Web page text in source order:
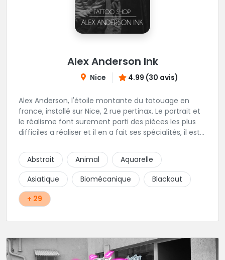
Alex Anderson Ink
Nice 4.99 (30 avis)
Alex Anderson, l'étoile montante du tatouage en
france, installé sur Nice, 2 rue pertinax. Le portrait et
le réalisme font surement parti des pièces les plus
difficiles a réaliser et il en a fait ses spécialités, il est
religieux ou du chicanos. Romain son frère sera vous
combler par sa finesse pour des pièces comme le
mandala, l'ornemental ou la calligraphie pour le
bonheur des futurs tatoués. Il y a aussi Léa, Maureen,
Fat, Tom, Sento, Lily, des artistes hors normes. Il n'y a
qu'à regarder les pièces sélectionnées ici pour
Abstrait Animal
Aquarelle
Asiatique
Biomécanique
Blackout
+ 29